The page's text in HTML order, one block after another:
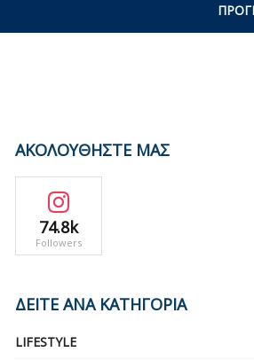
ΑΚΟΛΟΥΘΗΣΤΕ ΜΑΣ
74.8k
Followers
ΔΕΙΤΕ ΑΝΑ ΚΑΤΗΓΟΡΙΑ
LIFESTYLE